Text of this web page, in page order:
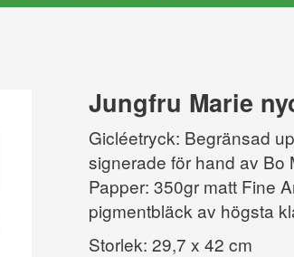
Jungfru Marie
Gicléetryck: Begränsad
signerade för hand av Bo
Papper: 350gr matt Fine
pigmentbläck av högsta
Storlek: 29,7 x 42 cm